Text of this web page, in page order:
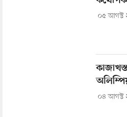
০৫ আগস্ট
০৪ আগস্ট